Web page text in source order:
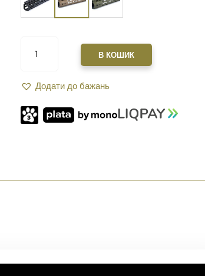
XGUN
9"
AR-
15
В КОШИК
Додати до бажань